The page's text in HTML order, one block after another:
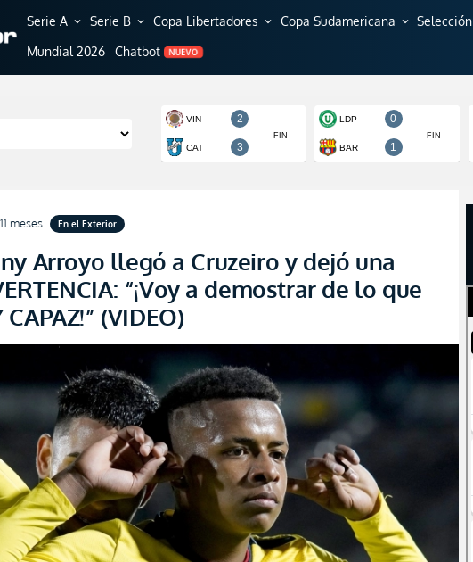
Serie A expand_more Serie B expand_more Copa Libertadores expand_more Copa Sudamericana expand_more Selección
Mundial 2026 Chatbot NUEVO
meses En el Exterior
Arroyo llegó a Cruzeiro y dejó una
“¡Voy a demostrar de lo que
CAPAZ!” (VIDEO)